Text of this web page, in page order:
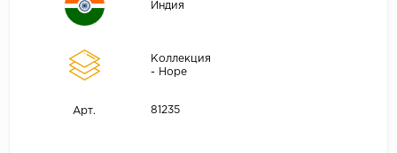
Индия
Коллекция
- Hope
Арт. 81235